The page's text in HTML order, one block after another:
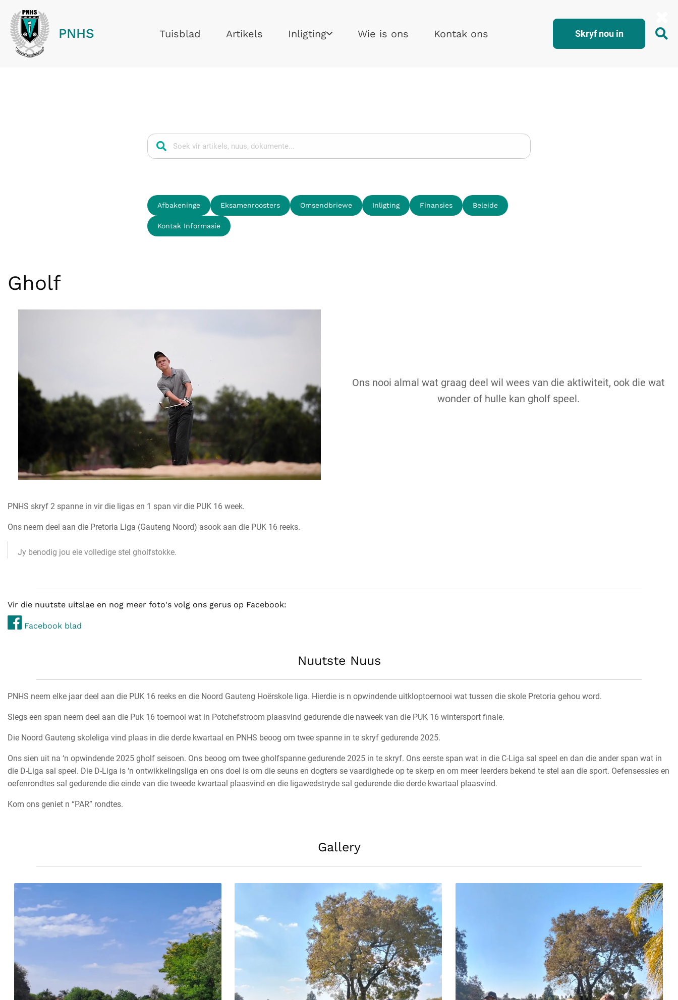
PNHS Tuisblad Artikels Inligting Wie is ons Kontak ons Skryf nou in
Afbakeninge Eksamenroosters Omsendbriewe Inligting Finansies Beleide
Kontak Informasie
Gholf
Ons nooi almal wat graag deel wil wees van die aktiwiteit, ook die wat
wonder of hulle kan gholf speel.
PNHS skryf 2 spanne in vir die ligas en 1 span vir die PUK 16 week.
Ons neem deel aan die Pretoria Liga (Gauteng Noord) asook aan die PUK 16 reeks.
Jy benodig jou eie volledige stel gholfstokke.
Vir die nuutste uitslae en nog meer foto's volg ons gerus op Facebook:
Facebook blad
Nuutste Nuus
PNHS neem elke jaar deel aan die PUK 16 reeks en die Noord Gauteng Hoërskole liga. Hierdie is n opwindende uitkloptoernooi wat tussen die skole Pretoria gehou word.
Slegs een span neem deel aan die Puk 16 toernooi wat in Potchefstroom plaasvind gedurende die naweek van die PUK 16 wintersport finale.
Die Noord Gauteng skoleliga vind plaas in die derde kwartaal en PNHS beoog om twee spanne in te skryf gedurende 2025.
Ons sien uit na ‘n opwindende 2025 gholf seisoen. Ons beoog om twee gholfspanne gedurende 2025 in te skryf. Ons eerste span wat in die C-Liga sal speel en dan die ander span wat in
die D-Liga sal speel. Die D-Liga is ‘n ontwikkelingsliga en ons doel is om die seuns en dogters se vaardighede op te skerp en om meer leerders bekend te stel aan die sport. Oefensessies en
oefenrondtes sal gedurende die einde van die tweede kwartaal plaasvind en die ligawedstryde sal gedurende die derde kwartaal plaasvind.
Kom ons geniet n “PAR” rondtes.
Gallery